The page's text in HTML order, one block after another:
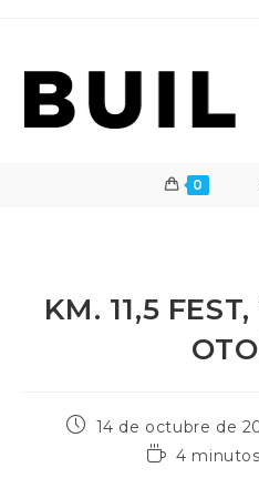
0
KM. 11,5
Publicación
14 de octubre de
Tiempo
4